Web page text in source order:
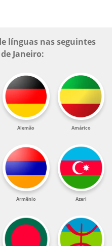
línguas nas seguintes
Janeiro:
Alemão Amárico
Armênio Azeri